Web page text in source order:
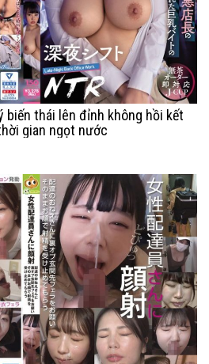
biến thái lên đỉnh không hồi kết
gian ngọt nước